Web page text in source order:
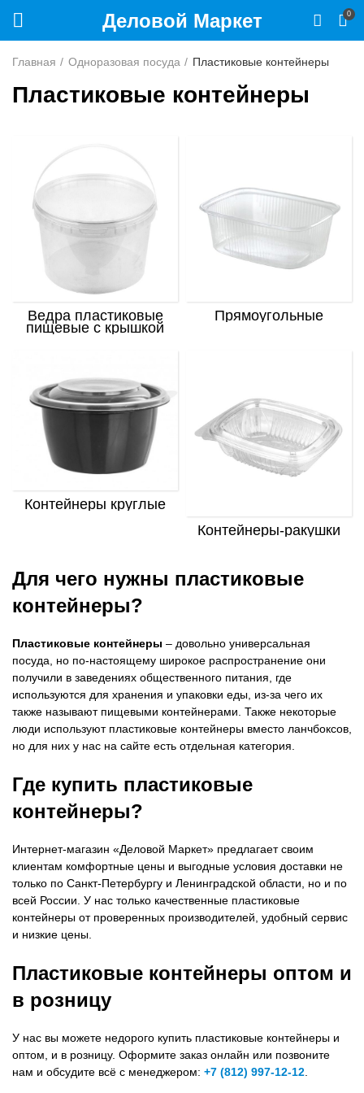
Деловой Маркет 0
Главная Одноразовая посуда Пластиковые контейнеры
Пластиковые контейнеры
Ведра пластиковые
пищевые с крышкой
Прямоугольные
Контейнеры круглые
Контейнеры-ракушки
Для чего нужны пластиковые
контейнеры?
Пластиковые контейнеры – довольно универсальная
посуда, но по-настоящему широкое распространение они
получили в заведениях общественного питания, где
используются для хранения и упаковки еды, из-за чего их
также называют пищевыми контейнерами. Также некоторые
люди используют пластиковые контейнеры вместо ланчбоксов,
но для них у нас на сайте есть отдельная категория.
Где купить пластиковые
контейнеры?
Интернет-магазин «Деловой Маркет» предлагает своим
клиентам комфортные цены и выгодные условия доставки не
только по Санкт-Петербургу и Ленинградской области, но и по
всей России. У нас только качественные пластиковые
контейнеры от проверенных производителей, удобный сервис
и низкие цены.
Пластиковые контейнеры оптом и
в розницу
У нас вы можете недорого купить пластиковые контейнеры и
оптом, и в розницу. Оформите заказ онлайн или позвоните
нам и обсудите всё с менеджером: +7 (812) 997-12-12